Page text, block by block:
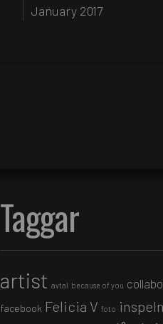
January 2017
Taggar
artist avtal because of you
facebook Felicia V foto